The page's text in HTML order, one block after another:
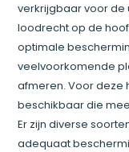
verkrijgbaar voor de
loodrecht op de
optimale
veelvoorkomende
afmeren. Voor deze
beschikbaar die
Er zijn diverse
adequaat